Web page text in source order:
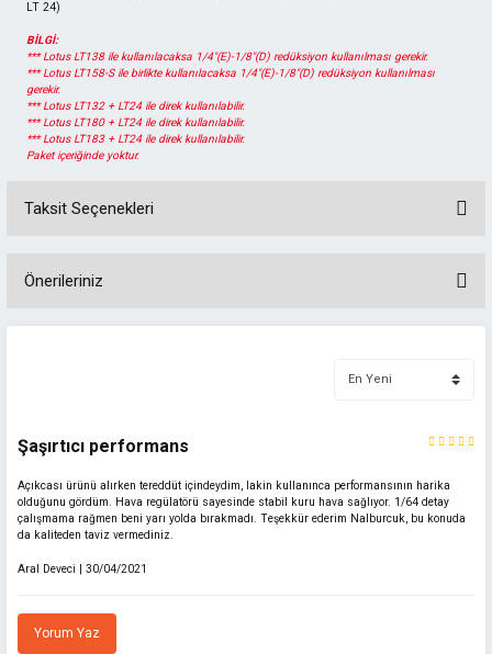
LT 24)
BİLGİ:
*** Lotus LT138 ile kullanılacaksa 1/4"(E)-1/8"(D) redüksiyon kullanılması gerekir.
*** Lotus LT158-S ile birlikte kullanılacaksa 1/4"(E)-1/8"(D) redüksiyon kullanılması
gerekir.
*** Lotus LT132 + LT24 ile direk kullanılabilir.
*** Lotus LT180 + LT24 ile direk kullanılabilir.
*** Lotus LT183 + LT24 ile direk kullanılabilir.
Paket içeriğinde yoktur.
Taksit Seçenekleri
Önerileriniz
Ürün resmi kalitesiz, bozuk veya görüntülenemiyor.
Ürün açıklamasında eksik bilgiler bulunuyor.
Ürün bilgilerinde hatalar bulunuyor.
Bu ürüne benzer farklı alternatifler olmalı.
Şaşırtıcı performans
Açıkcası ürünü alırken tereddüt içindeydim, lakin kullanınca performansının harika
olduğunu gördüm. Hava regülatörü sayesinde stabil kuru hava sağlıyor. 1/64 detay
çalışmama rağmen beni yarı yolda bırakmadı. Teşekkür ederim Nalburcuk, bu konuda
da kaliteden taviz vermediniz.
Aral Deveci | 30/04/2021
Yorum Yaz